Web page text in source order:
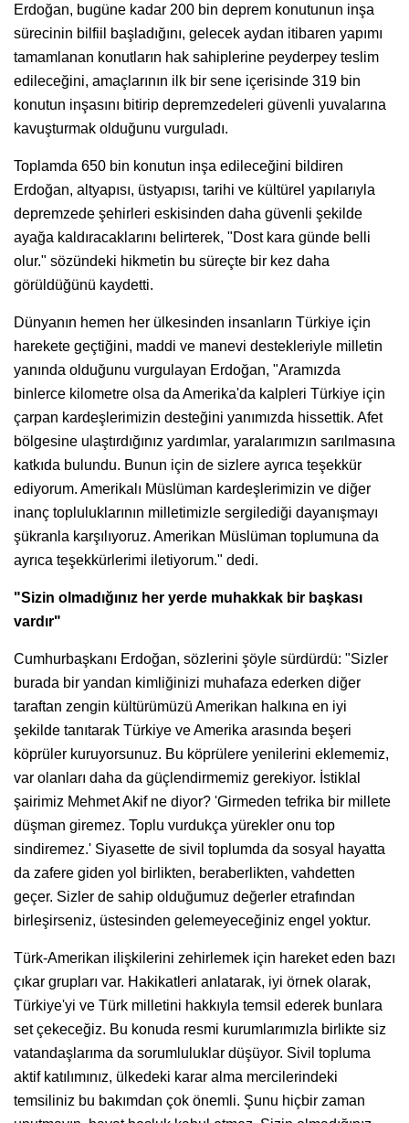
Erdoğan, bugüne kadar 200 bin deprem konutunun inşa
sürecinin bilfiil başladığını, gelecek aydan itibaren yapımı
tamamlanan konutların hak sahiplerine peyderpey teslim
edileceğini, amaçlarının ilk bir sene içerisinde 319 bin
konutun inşasını bitirip depremzedeleri güvenli yuvalarına
kavuşturmak olduğunu vurguladı.
Toplamda 650 bin konutun inşa edileceğini bildiren
Erdoğan, altyapısı, üstyapısı, tarihi ve kültürel yapılarıyla
depremzede şehirleri eskisinden daha güvenli şekilde
ayağa kaldıracaklarını belirterek, "Dost kara günde belli
olur." sözündeki hikmetin bu süreçte bir kez daha
görüldüğünü kaydetti.
Dünyanın hemen her ülkesinden insanların Türkiye için
harekete geçtiğini, maddi ve manevi destekleriyle milletin
yanında olduğunu vurgulayan Erdoğan, "Aramızda
binlerce kilometre olsa da Amerika'da kalpleri Türkiye için
çarpan kardeşlerimizin desteğini yanımızda hissettik. Afet
bölgesine ulaştırdığınız yardımlar, yaralarımızın sarılmasına
katkıda bulundu. Bunun için de sizlere ayrıca teşekkür
ediyorum. Amerikalı Müslüman kardeşlerimizin ve diğer
inanç topluluklarının milletimizle sergilediği dayanışmayı
şükranla karşılıyoruz. Amerikan Müslüman toplumuna da
ayrıca teşekkürlerimi iletiyorum." dedi.
"Sizin olmadığınız her yerde muhakkak bir başkası
vardır"
Cumhurbaşkanı Erdoğan, sözlerini şöyle sürdürdü: "Sizler
burada bir yandan kimliğinizi muhafaza ederken diğer
taraftan zengin kültürümüzü Amerikan halkına en iyi
şekilde tanıtarak Türkiye ve Amerika arasında beşeri
köprüler kuruyorsunuz. Bu köprülere yenilerini eklememiz,
var olanları daha da güçlendirmemiz gerekiyor. İstiklal
şairimiz Mehmet Akif ne diyor? 'Girmeden tefrika bir millete
düşman giremez. Toplu vurdukça yürekler onu top
sindiremez.' Siyasette de sivil toplumda da sosyal hayatta
da zafere giden yol birlikten, beraberlikten, vahdetten
geçer. Sizler de sahip olduğumuz değerler etrafından
birleşirseniz, üstesinden gelemeyeceğiniz engel yoktur.
Türk-Amerikan ilişkilerini zehirlemek için hareket eden bazı
çıkar grupları var. Hakikatleri anlatarak, iyi örnek olarak,
Türkiye'yi ve Türk milletini hakkıyla temsil ederek bunlara
set çekeceğiz. Bu konuda resmi kurumlarımızla birlikte siz
vatandaşlarıma da sorumluluklar düşüyor. Sivil topluma
aktif katılımınız, ülkedeki karar alma mercilerindeki
temsiliniz bu bakımdan çok önemli. Şunu hiçbir zaman